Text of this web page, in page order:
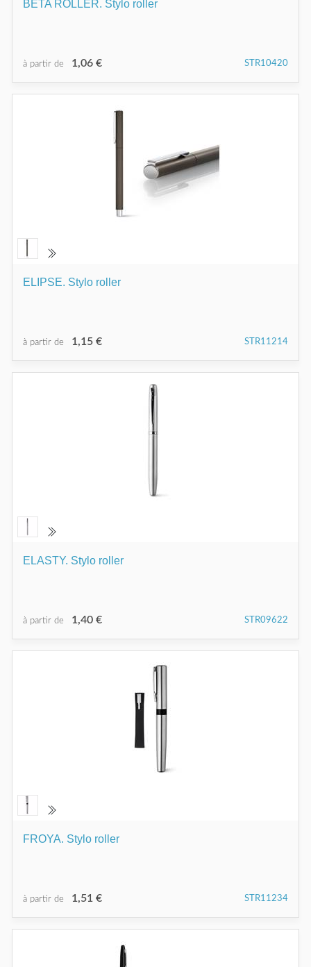
BETA ROLLER. Stylo roller
à partir de 1,06 € STR10420
ELIPSE. Stylo roller
à partir de 1,15 € STR11214
ELASTY. Stylo roller
à partir de 1,40 € STR09622
FROYA. Stylo roller
à partir de 1,51 € STR11234